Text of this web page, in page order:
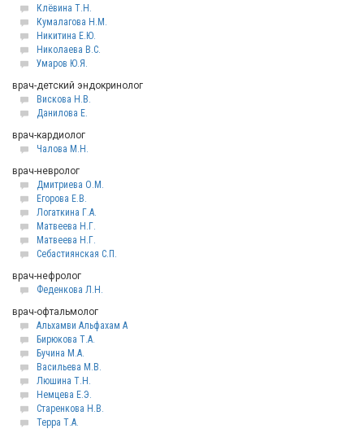
Клёвина Т.Н.
Кумалагова Н.М.
Никитина Е.Ю.
Николаева В.С.
Умаров Ю.Я.
врач-детский эндокринолог
Вискова Н.В.
Данилова Е.
врач-кардиолог
Чалова М.Н.
врач-невролог
Дмитриева О.М.
Егорова Е.В.
Логаткина Г.А.
Матвеева Н.Г.
Матвеева Н.Г.
Себастиянская С.П.
врач-нефролог
Феденкова Л.Н.
врач-офтальмолог
Альхамви Альфахам А
Бирюкова Т.А.
Бучина М.А.
Васильева М.В.
Люшина Т.Н.
Немцева Е.Э.
Старенкова Н.В.
Терра Т.А.